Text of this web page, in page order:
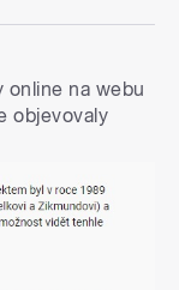
online na webu
objevovaly